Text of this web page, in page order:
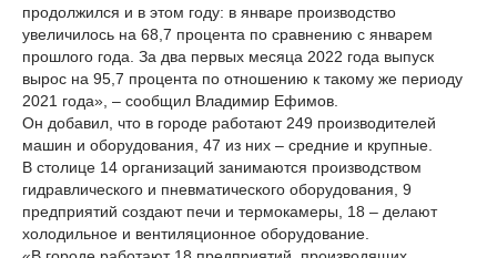
продолжился и в этом году: в январе производство
увеличилось на 68,7 процента по сравнению с январем
прошлого года. За два первых месяца 2022 года выпуск
вырос на 95,7 процента по отношению к такому же периоду
2021 года», – сообщил Владимир Ефимов.
Он добавил, что в городе работают 249 производителей
машин и оборудования, 47 из них – средние и крупные.
В столице 14 организаций занимаются производством
гидравлического и пневматического оборудования, 9
предприятий создают печи и термокамеры, 18 – делают
холодильное и вентиляционное оборудование.